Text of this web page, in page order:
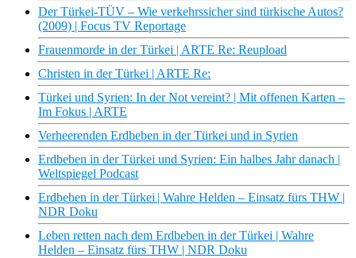
Der Türkei-TÜV – Wie verkehrssicher sind türkische Autos?
(2009) | Focus TV Reportage
Frauenmorde in der Türkei | ARTE Re: Reupload
Christen in der Türkei | ARTE Re:
Türkei und Syrien: In der Not vereint? | Mit offenen Karten –
Im Fokus | ARTE
Verheerenden Erdbeben in der Türkei und in Syrien
Erdbeben in der Türkei und Syrien: Ein halbes Jahr danach |
Weltspiegel Podcast
Erdbeben in der Türkei | Wahre Helden – Einsatz fürs THW |
NDR Doku
Leben retten nach dem Erdbeben in der Türkei | Wahre
Helden – Einsatz fürs THW | NDR Doku